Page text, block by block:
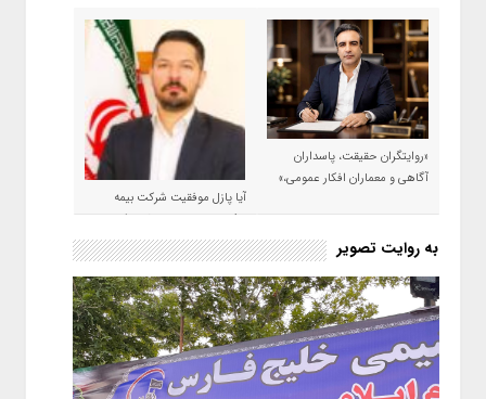
«روایتگران حقیقت، پاسداران
آگاهی و معماران افکار عمومی،»
آیا پازل موفقیت شرکت بیمه
حکمت صبا در سال ۱۴۰۵ کامل می
شود؟!
به روایت تصویر